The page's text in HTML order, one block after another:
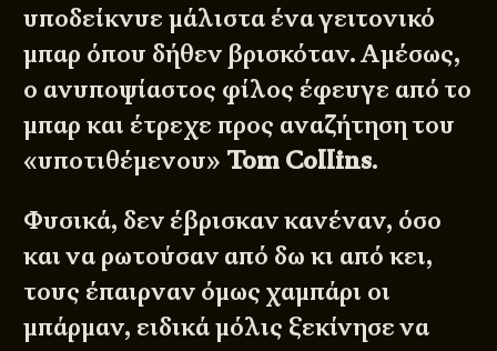
υποδείκνυε μάλιστα ένα γειτονικό
μπαρ όπου δήθεν βρισκόταν. Αμέσως,
ο ανυποψίαστος φίλος έφευγε από το
μπαρ και έτρεχε προς αναζήτηση του
«υποτιθέμενου» Tom Collins.
Φυσικά, δεν έβρισκαν κανέναν, όσο
και να ρωτούσαν από δω κι από κει,
τους έπαιρναν όμως χαμπάρι οι
μπάρμαν, ειδικά μόλις ξεκίνησε να